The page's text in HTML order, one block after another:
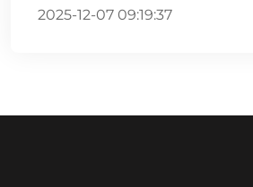
2025-12-07 09:19:37